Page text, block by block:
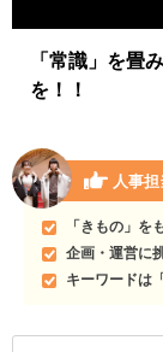
「常識」を畳
を！！
人事
「きもの」を
企画・運営に
キーワードは